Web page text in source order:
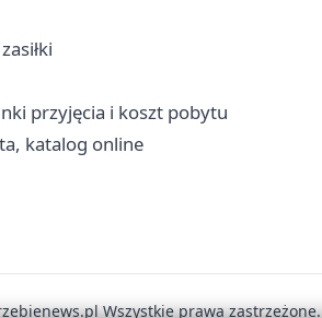
przyjęcia i koszt pobytu
katalog online
Wszystkie prawa zastrzeżone.